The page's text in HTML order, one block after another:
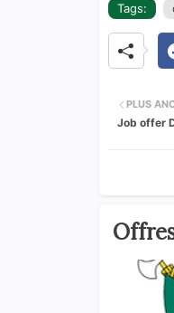
Tags:
PLUS
Job offer